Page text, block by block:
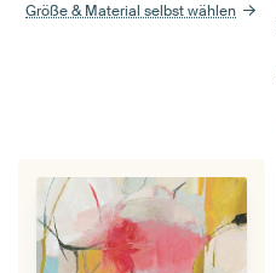
Größe & Material selbst wählen